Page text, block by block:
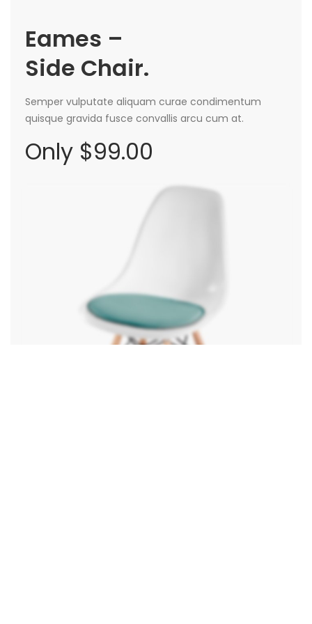
Eames –
Side Chair.
Semper vulputate aliquam curae condimentum
quisque gravida fusce convallis arcu cum at.
Only $99.00